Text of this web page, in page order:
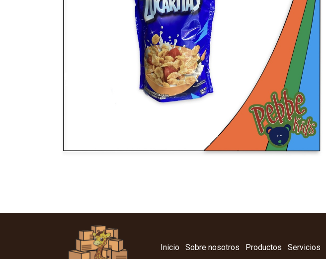
Inicio Sobre nosotros Productos Servicios